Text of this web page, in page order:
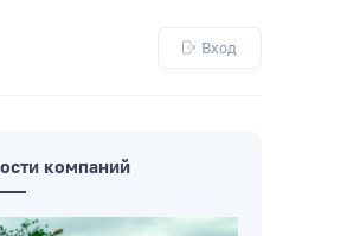
Вход
компаний